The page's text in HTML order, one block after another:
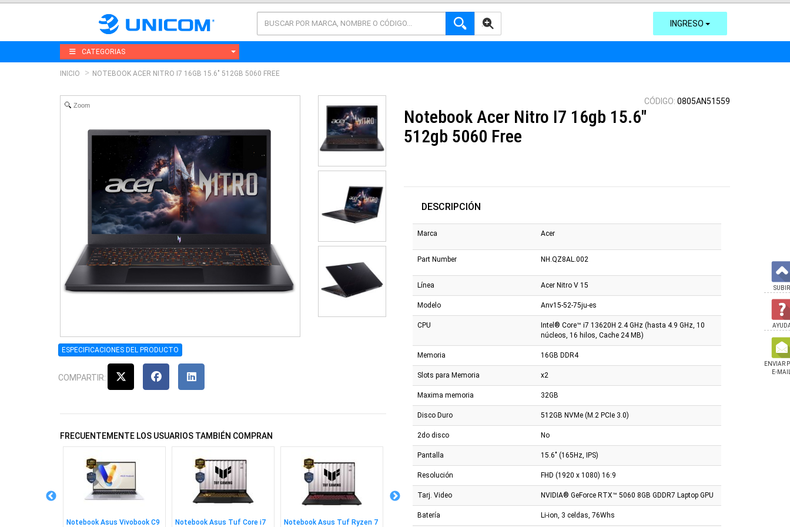
AVANZADA INGRESO
CATEGORIAS
INICIO NOTEBOOK ACER NITRO I7 16GB 15.6" 512GB 5060 FREE
Zoom
ESPECIFICACIONES DEL PRODUCTO
COMPARTIR:
FRECUENTEMENTE LOS USUARIOS TAMBIÉN COMPRAN
Notebook Asus Vivobook C9
Notebook Asus Tuf Core i7
Notebook Asus Tuf Ryzen 7
CÓDIGO: 0805AN51559
Notebook Acer Nitro I7 16gb 15.6"
512gb 5060 Free
DESCRIPCIÓN
Marca Acer
Part Number NH.QZ8AL.002
Línea Acer Nitro V 15
Modelo Anv15-52-75ju-es
CPU
Intel® Core™ i7 13620H 2.4 GHz (hasta 4.9 GHz, 10
núcleos, 16 hilos, Cache 24 MB)
Memoria 16GB DDR4
Slots para Memoria x2
Maxima memoria 32GB
Disco Duro 512GB NVMe (M.2 PCIe 3.0)
2do disco No
Pantalla 15.6" (165Hz, IPS)
Resolución FHD (1920 x 1080) 16:9
Tarj. Video NVIDIA® GeForce RTX™ 5060 8GB GDDR7 Laptop GPU
Batería Li-ion, 3 celdas, 76Whs
SUBIR
ENVIAR
E-